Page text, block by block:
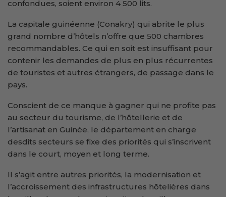
confondues, soient environ 4 500 lits.
La capitale guinéenne (Conakry) qui abrite le plus
grand nombre d’hôtels n’offre que 500 chambres
recommandables. Ce qui en soit est insuffisant pour
contenir les demandes de plus en plus récurrentes
de touristes et autres étrangers, de passage dans le
pays.
Conscient de ce manque à gagner qui ne profite pas
au secteur du tourisme, de l’hôtellerie et de
l’artisanat en Guinée, le département en charge
desdits secteurs se fixe des priorités qui s’inscrivent
dans le court, moyen et long terme.
Il s’agit entre autres priorités, la modernisation et
l’accroissement des infrastructures hôtelières dans